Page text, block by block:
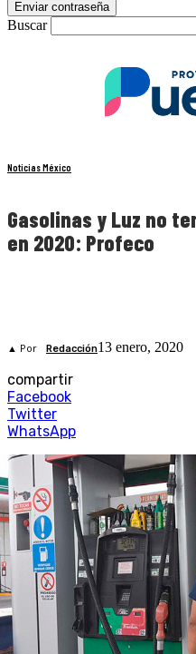
Buscar
Noticias México
Gasolinas y Luz no
en 2020: Profeco
▲ Por Redacción13 enero, 2020
compartir
Facebook
Twitter
WhatsApp